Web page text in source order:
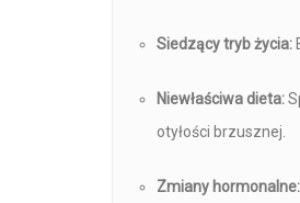
Siedzący tryb życia:
Niewłaściwa dieta:
otyłości brzusznej.
Zmiany hormonalne: